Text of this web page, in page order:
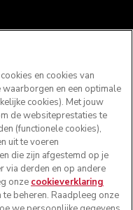
en cookies van
en een optimale
cookies). Met jouw
de websiteprestaties te
(functionele cookies),
uit te voeren
die zijn afgestemd op je
via derden en op andere
onze cookieverklaring
beheren. Raadpleeg onze